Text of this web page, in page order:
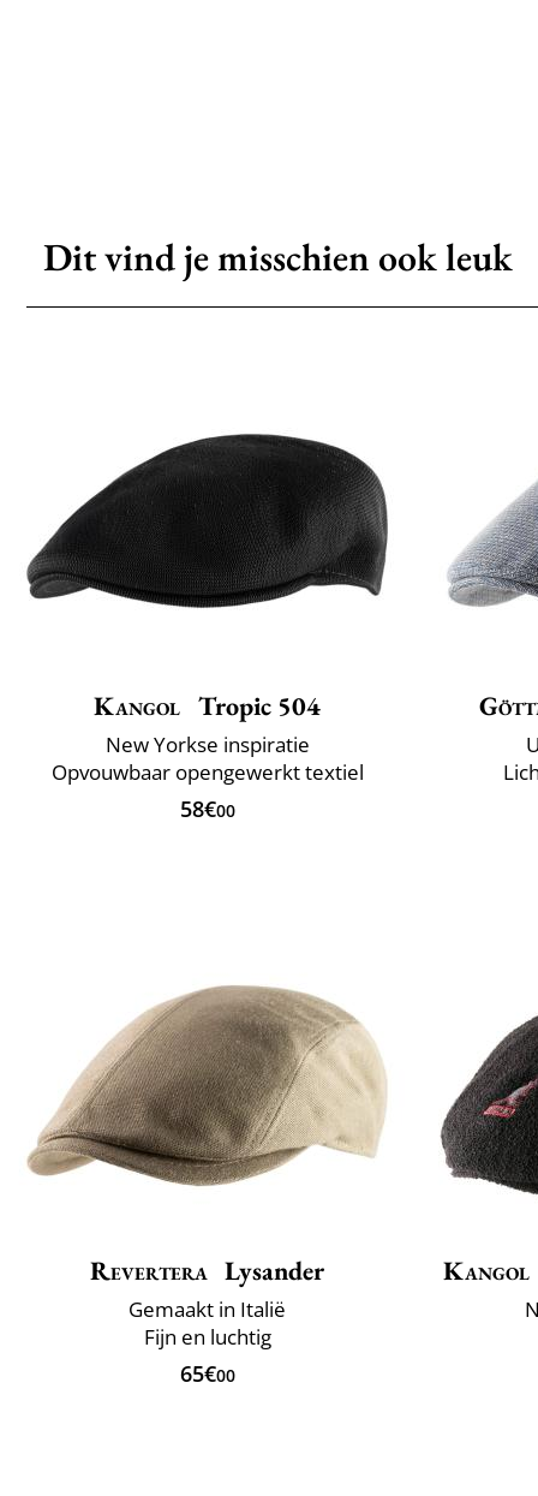
Dit vind je misschien ook leuk
Kangol Tropic 504
New Yorkse inspiratie
Opvouwbaar opengewerkt textiel
58€00
Revertera Lysander
Gemaakt in Italië
Fijn en luchtig
65€00
Kangol